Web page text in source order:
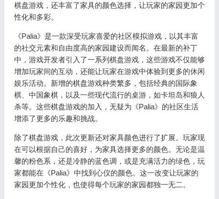
棋盘游戏，还丰富了家具的颜色选择，让玩家的家园更加个
性化和多彩。
《Palia》是一款深受玩家喜爱的社区模拟游戏，以其丰富
的社交元素和自由度高的家园建设而闻名。在最新的补丁
中，游戏开发者引入了一系列棋盘游戏，这些游戏不仅能够
增加玩家间的互动，还能让玩家在游戏中体验到更多的休闲
娱乐活动。新增的棋盘游戏种类繁多，包括经典的国际象
棋、中国象棋，以及一些现代流行的桌游，如卡坦岛和狼人
杀等。这些棋盘游戏的加入，无疑为《Palia》的社区生活
增添了更多的乐趣和挑战。
除了棋盘游戏，此次更新还对家具颜色进行了扩展。玩家现
在可以根据自己的喜好，为家具选择更多的颜色。无论是温
馨的粉色系，还是冷静的蓝色调，或是充满活力的绿色，玩
家都能在《Palia》中找到心仪的颜色。这一改变让玩家的
家园更加个性化，也使得每个玩家的家园都独一无二。